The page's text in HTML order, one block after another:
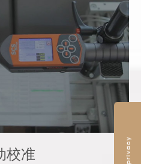
移动式实验室，用于扭
及放大器电气校准。
校准